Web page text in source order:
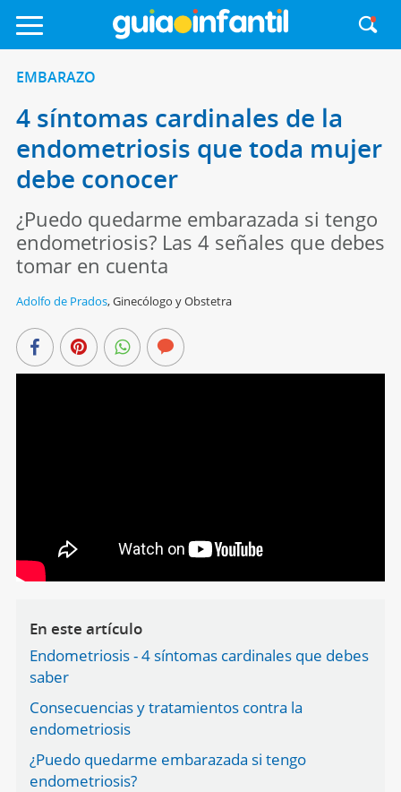
EMBARAZO
4 síntomas cardinales de la
endometriosis que toda mujer
debe conocer
¿Puedo quedarme embarazada si tengo
endometriosis? Las 4 señales que debes
tomar en cuenta
Adolfo de Prados,Ginecólogo y Obstetra
En este artículo
Endometriosis - 4 síntomas cardinales que debes
saber
Consecuencias y tratamientos contra la
endometriosis
¿Puedo quedarme embarazada si tengo
endometriosis?